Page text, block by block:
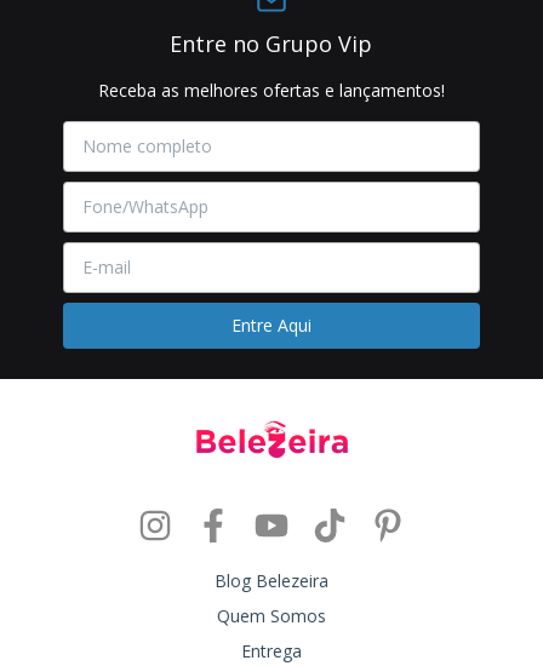
Entre no Grupo Vip
Receba as melhores ofertas e lançamentos!
Blog Belezeira
Quem Somos
Entrega